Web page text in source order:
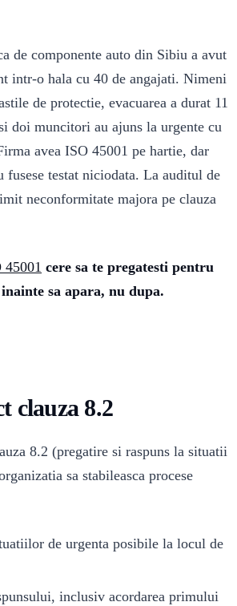
de componente auto din Sibiu a avut
intr-o hala cu 40 de angajati. Nimeni
de protectie, evacuarea a durat 11
doi muncitori au ajuns la urgente cu
avea ISO 45001 pe hartie, dar
fusese testat niciodata. La auditul de
neconformitate majora pe clauza
45001 cere sa te pregatesti pentru
sa apara, nu dupa.
clauza 8.2
8.2 (pregatire si raspuns la situatii
sa stabileasca procese
de urgenta posibile la locul de
inclusiv acordarea primului